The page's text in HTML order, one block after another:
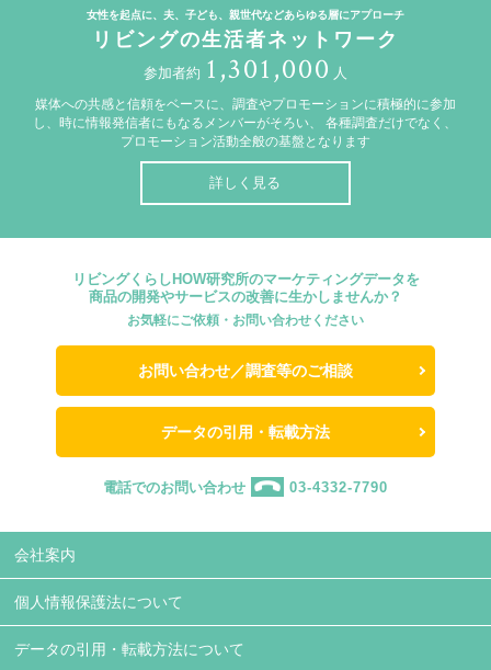
女性を起点に、夫、子ども、親世代などあらゆる層にアプローチ
リビングの生活者ネットワーク
参加者約 1,301,000 人
媒体への共感と信頼をベースに、調査やプロモーションに積極的に参加
し、時に情報発信者にもなるメンバーがそろい、
各種調査だけでなく、
プロモーション活動全般の基盤となります
詳しく見る
リビングくらしHOW研究所のマーケティングデータを
商品の開発やサービスの改善に生かしませんか？
お気軽にご依頼・お問い合わせください
お問い合わせ／調査等のご相談
データの引用・転載方法
電話でのお問い合わせ 03-4332-7790
会社案内
個人情報保護法について
データの引用・転載方法について